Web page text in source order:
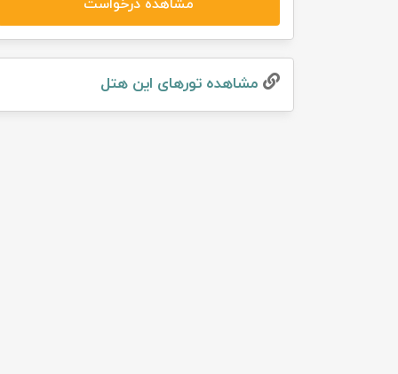
مشاهده درخواست
مشاهده تور‌های این هتل